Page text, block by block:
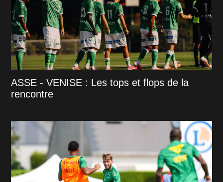
ASSE - VENISE : Les tops et flops de la
rencontre